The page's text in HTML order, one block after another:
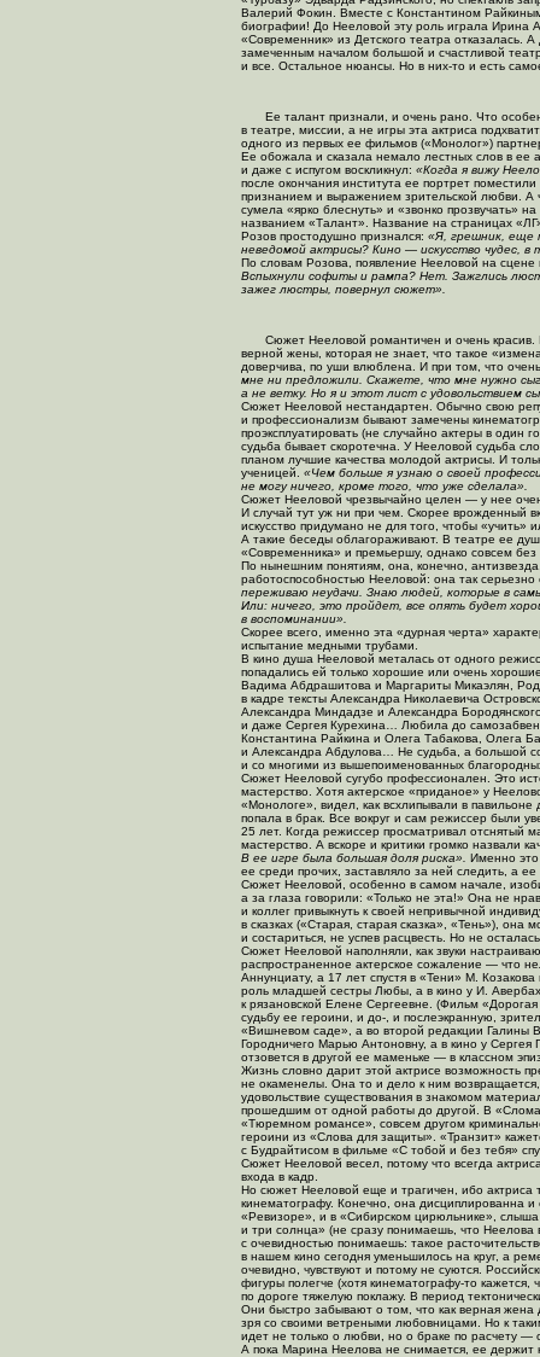
Валерий Фокин. Вместе с Константином
биографии! До Нееловой эту роль играла Ирина
«Современник» из Детского театра
замеченным началом большой и счастливой
и все. Остальное нюансы. Но в них-то и есть
Ее талант признали, и очень рано. Что
в театре, миссии, а не игры эта актриса
одного из первых ее фильмов («Монолог»)
Ее обожала и сказала немало лестных слов в ее
и даже с испугом воскликнул: «Когда я вижу
после окончания института ее портрет
признанием и выражением зрительской любви. А
сумела «ярко блеснуть» и «звонко прозвучать»
названием «Талант». Название на страницах
Розов простодушно признался: «Я, грешник, еще
неведомой актрисы? Кино — искусство чудес,
По словам Розова, появление Нееловой на сцене
Вспыхнули софиты и рампа? Нет. Зажглись
зажег люстры, повернул сюжет».
Сюжет Нееловой романтичен и очень
верной жены, которая не знает, что такое
доверчива, по уши влюблена. И при том, что
мне ни предложили. Скажете, что мне нужно
а не ветку. Но я и этот лист с удовольствием
Сюжет Нееловой нестандартен. Обычно свою
и профессионализм бывают замечены
проэксплуатировать (не случайно актеры в один
судьба бывает скоротечна. У Нееловой судьба
планом лучшие качества молодой актрисы. И
ученицей. «Чем больше я узнаю о своей
не могу ничего, кроме того, что уже сделала».
Сюжет Нееловой чрезвычайно целен — у нее
И случай тут уж ни при чем. Скорее врожденный
искусство придумано не для того, чтобы
А такие беседы облагораживают. В театре ее
«Современника» и премьершу, однако совсем
По нынешним понятиям, она, конечно,
работоспособностью Нееловой: она так
переживаю неудачи. Знаю людей, которые в
Или: ничего, это пройдет, все опять будет
в воспоминании».
Скорее всего, именно эта «дурная черта»
испытание медными трубами.
В кино душа Нееловой металась от одного
попадались ей только хорошие или очень
Вадима Абдрашитова и Маргариты Микаэлян,
в кадре тексты Александра Николаевича
Александра Миндадзе и Александра
и даже Сергея Курехина… Любила до
Константина Райкина и Олега Табакова, Олега
и Александра Абдулова… Не судьба, а большой
и со многими из вышепоименованных
Сюжет Нееловой сугубо профессионален. Это
мастерство. Хотя актерское «приданое» у
«Монологе», видел, как всхлипывали в
попала в брак. Все вокруг и сам режиссер были
25 лет. Когда режиссер просматривал отснятый
мастерство. А вскоре и критики громко назвали
В ее игре была большая доля риска». Именно это
ее среди прочих, заставляло за ней следить, а
Сюжет Нееловой, особенно в самом начале,
а за глаза говорили: «Только не эта!» Она не
и коллег привыкнуть к своей непривычной
в сказках («Старая, старая сказка», «Тень»),
и состариться, не успев расцвесть. Но не
Сюжет Нееловой наполняли, как звуки
распространенное актерское сожаление — что
Аннунциату, а 17 лет спустя в «Тени» М.
роль младшей сестры Любы, а в кино у И.
к рязановской Елене Сергеевне. (Фильм
судьбу ее героини, и до-, и послеэкранную,
«Вишневом саде», а во второй редакции Галины
Городничего Марью Антоновну, а в кино у
отзовется в другой ее маменьке — в классном
Жизнь словно дарит этой актрисе возможность
не окаменелы. Она то и дело к ним
удовольствие существования в знакомом
прошедшим от одной работы до другой. В
«Тюремном романсе», совсем другом
героини из «Слова для защиты». «Транзит»
с Будрайтисом в фильме «С тобой и без тебя»
Сюжет Нееловой весел, потому что всегда
входа в кадр.
Но сюжет Нееловой еще и трагичен, ибо актриса
кинематографу. Конечно, она дисциплированна
«Ревизоре», и в «Сибирском цирюльнике»,
и три солнца» (не сразу понимаешь, что Неелова
с очевидностью понимаешь: такое
в нашем кино сегодня уменьшилось на круг, а
очевидно, чувствуют и потому не суются.
фигуры полегче (хотя кинематографу-то кажется,
по дороге тяжелую поклажу. В период
Они быстро забывают о том, что как верная
зря со своими ветреными любовницами. Но к
идет не только о любви, но о браке по расчету —
А пока Марина Неелова не снимается, ее держит